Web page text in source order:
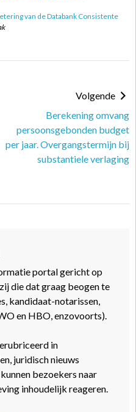
van de Databank Consistente
Volgende
Berekening omvang
persoonsgebonden budget
per jaar. Overgangstermijn bij
substantiele verlaging
portal gericht op
die dat graag beogen te
kandidaat-notarissen,
en HBO, enzovoorts).
in
juridisch nieuws
bezoekers naar
inhoudelijk reageren.